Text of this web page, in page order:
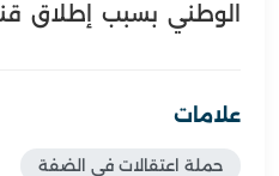
الوطني بسبب إطلاق
علامات
حملة اعتقالات في الضفة